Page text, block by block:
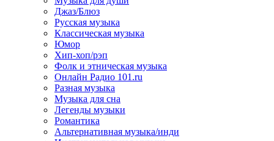
Джаз/Блюз
Русская музыка
Классическая музыка
Юмор
Хип-хоп/рэп
Фолк и этническая музыка
Онлайн Радио 101.ru
Разная музыка
Музыка для сна
Легенды музыки
Романтика
Альтернативная музыка/инди